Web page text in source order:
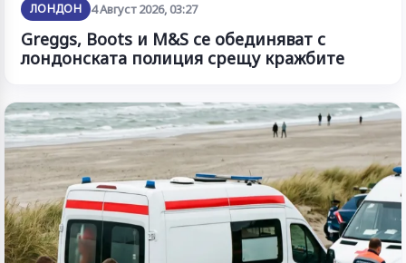
ЛОНДОН 4 Август 2026, 03:27
Greggs, Boots и M&S се обединяват с
лондонската полиция срещу кражбите